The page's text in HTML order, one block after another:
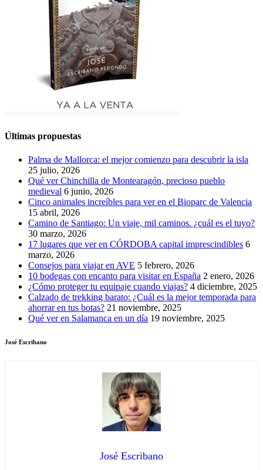
Últimas propuestas
Palma de Mallorca: el mejor comienzo para descubrir la isla
25 julio, 2026
Qué ver Chinchilla de Montearagón, precioso pueblo
medieval 6 junio, 2026
Cinco animales increíbles para ver en el Bioparc de Valencia
15 abril, 2026
Camino de Santiago: Un viaje, mil caminos. ¿cuál es el tuyo?
30 marzo, 2026
17 lugares que ver en CÓRDOBA capital imprescindibles 6
marzo, 2026
Consejos para viajar en AVE 5 febrero, 2026
10 bodegas con encanto para visitar en España 2 enero, 2026
¿Cómo proteger tu equipaje cuando viajas? 4 diciembre, 2025
Calzado de trekking barato: ¿Cuál es la mejor temporada para
ahorrar en tus botas? 21 noviembre, 2025
Qué ver en Salamanca en un día 19 noviembre, 2025
José Escribano
José Escribano